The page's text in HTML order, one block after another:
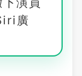
廣